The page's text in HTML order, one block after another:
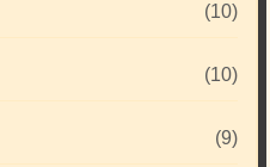
(10)
(10)
(9)